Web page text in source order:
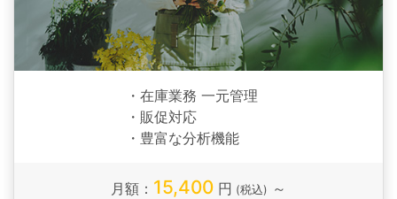
・在庫業務 一元管理
・販促対応
・豊富な分析機能
月額： 15,400 円 (税込) ～